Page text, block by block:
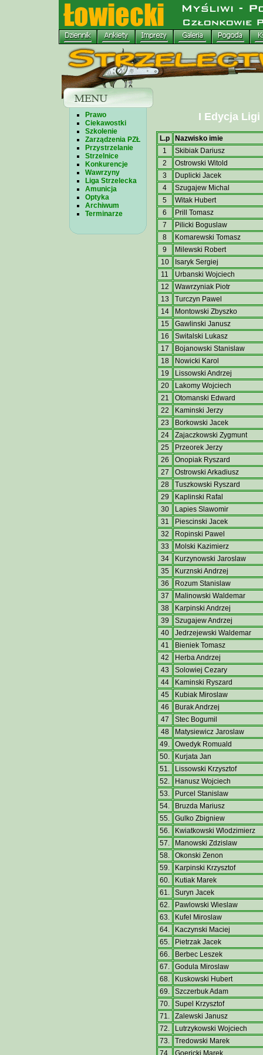
Prawo
Ciekawostki
Szkolenie
Zarządzenia PZŁ
Przystrzelanie
Strzelnice
Konkurencje
Wawrzyny
Liga Strzelecka
Amunicja
Optyka
Archiwum
Terminarze
I Edycja Ligi
L.p
Nazwisko imie
1
Skibiak Dariusz
2
Ostrowski Witold
3
Duplicki Jacek
4
Szugajew Michal
5
Witak Hubert
6
Prill Tomasz
7
Pilicki Boguslaw
8
Komarewski Tomasz
9
Milewski Robert
10
Isaryk Sergiej
11
Urbanski Wojciech
12
Wawrzyniak Piotr
13
Turczyn Pawel
14
Montowski Zbyszko
15
Gawlinski Janusz
16
Switalski Lukasz
17
Bojanowski Stanislaw
18
Nowicki Karol
19
Lissowski Andrzej
20
Lakomy Wojciech
21
Otomanski Edward
22
Kaminski Jerzy
23
Borkowski Jacek
24
Zajaczkowski Zygmunt
25
Przeorek Jerzy
26
Onopiak Ryszard
27
Ostrowski Arkadiusz
28
Tuszkowski Ryszard
29
Kaplinski Rafal
30
Lapies Slawomir
31
Piescinski Jacek
32
Ropinski Pawel
33
Molski Kazimierz
34
Kurzynowski Jaroslaw
35
Kurznski Andrzej
36
Rozum Stanislaw
37
Malinowski Waldemar
38
Karpinski Andrzej
39
Szugajew Andrzej
40
Jedrzejewski Waldemar
41
Bieniek Tomasz
42
Herba Andrzej
43
Solowiej Cezary
44
Kaminski Ryszard
45
Kubiak Miroslaw
46
Burak Andrzej
47
Stec Bogumil
48
Matysiewicz Jaroslaw
49.
Owedyk Romuald
50.
Kurjata Jan
51.
Lissowski Krzysztof
52.
Hanusz Wojciech
53.
Purcel Stanislaw
54.
Bruzda Mariusz
55.
Gulko Zbigniew
56.
Kwiatkowski Wlodzimierz
57.
Manowski Zdzislaw
58.
Okonski Zenon
59.
Karpinski Krzysztof
60.
Kutiak Marek
61.
Suryn Jacek
62.
Pawlowski Wieslaw
63.
Kufel Miroslaw
64.
Kaczynski Maciej
65.
Pietrzak Jacek
66.
Berbec Leszek
67.
Godula Miroslaw
68.
Kuskowski Hubert
69.
Szczerbuk Adam
70.
Supel Krzysztof
71.
Zalewski Janusz
72.
Lutrzykowski Wojciech
73.
Tredowski Marek
74.
Goericki Marek